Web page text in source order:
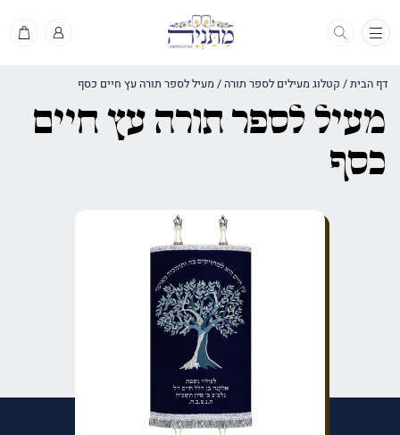
תפריט
דף הבית/ קטלוג מעילים לספר תורה / מעיל לספר תורה עץ חיים כסף
מעיל לספר תורה עץ חיים
כסף